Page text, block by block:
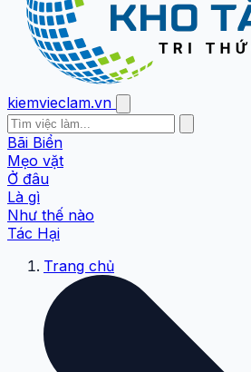
kiemvieclam.vn
Bãi Biển
Mẹo vặt
Ở đâu
Là gì
Như thế nào
Tác Hại
Trang chủ